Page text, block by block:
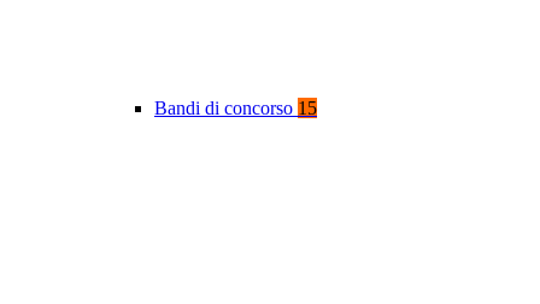
Bandi di concorso 15